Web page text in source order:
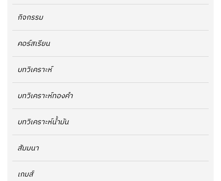
กิจกรรม
คอร์สเรียน
บทวิเคราะห์
บทวิเคราะห์ทองคำ
บทวิเคราะห์น้ำมัน
สัมมนา
เกมส์